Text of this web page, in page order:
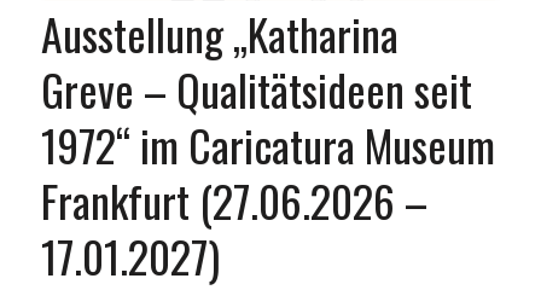
Ausstellung „Katharina
Greve – Qualitätsideen seit
1972“ im Caricatura Museum
Frankfurt (27.06.2026 –
17.01.2027)